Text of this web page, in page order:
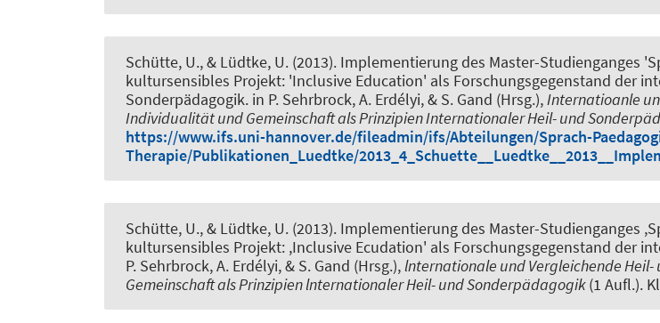
Schütte, U., & Lüdtke, U. (2013). Implementierung des Master-Studienganges
kultursensibles Projekt: 'Inclusive Education' als Forschungsgegenstand der
Sonderpädagogik. in P. Sehrbrock, A. Erdélyi, & S. Gand (Hrsg.),Internatioanle
Individualität und Gemeinschaft als Prinzipien Internationaler Heil- und
https://www.ifs.uni-hannover.de/fileadmin/ifs/Abteilungen/Sprach-
Therapie/Publikationen_Luedtke/
Schütte, U., & Lüdtke, U. (2013). Implementierung des Master-Studienganges
kultursensibles Projekt: ,Inclusive Ecudation' als Forschungsgegenstand der
P. Sehrbrock, A. Erdélyi, & S. Gand (Hrsg.),lnternationale und Vergleichende
Gemeinschaft als Prinzipien lnternationaler Heil- und Sonderpädagogik(1 Aufl.).